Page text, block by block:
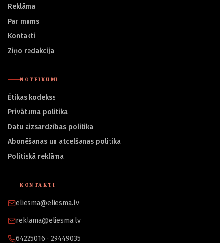
Reklāma
Par mums
Kontakti
Ziņo redakcijai
NOTEIKUMI
Ētikas kodekss
Privātuma politika
Datu aizsardzības politika
Abonēšanas un atcelšanas politika
Politiskā reklāma
KONTAKTI
eliesma@eliesma.lv
reklama@eliesma.lv
64225016 · 29449035